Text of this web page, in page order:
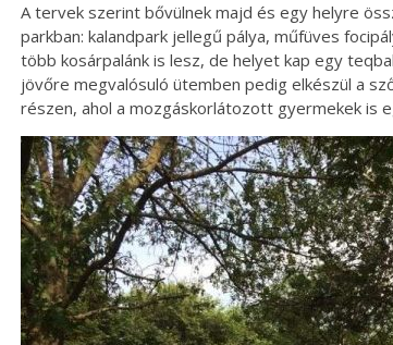
A tervek szerint bővülnek majd és egy helyre
parkban: kalandpark jellegű pálya, műfüves
több kosárpalánk is lesz, de helyet kap egy
jövőre megvalósuló ütemben pedig elkészül a
részen, ahol a mozgáskorlátozott gyermekek is